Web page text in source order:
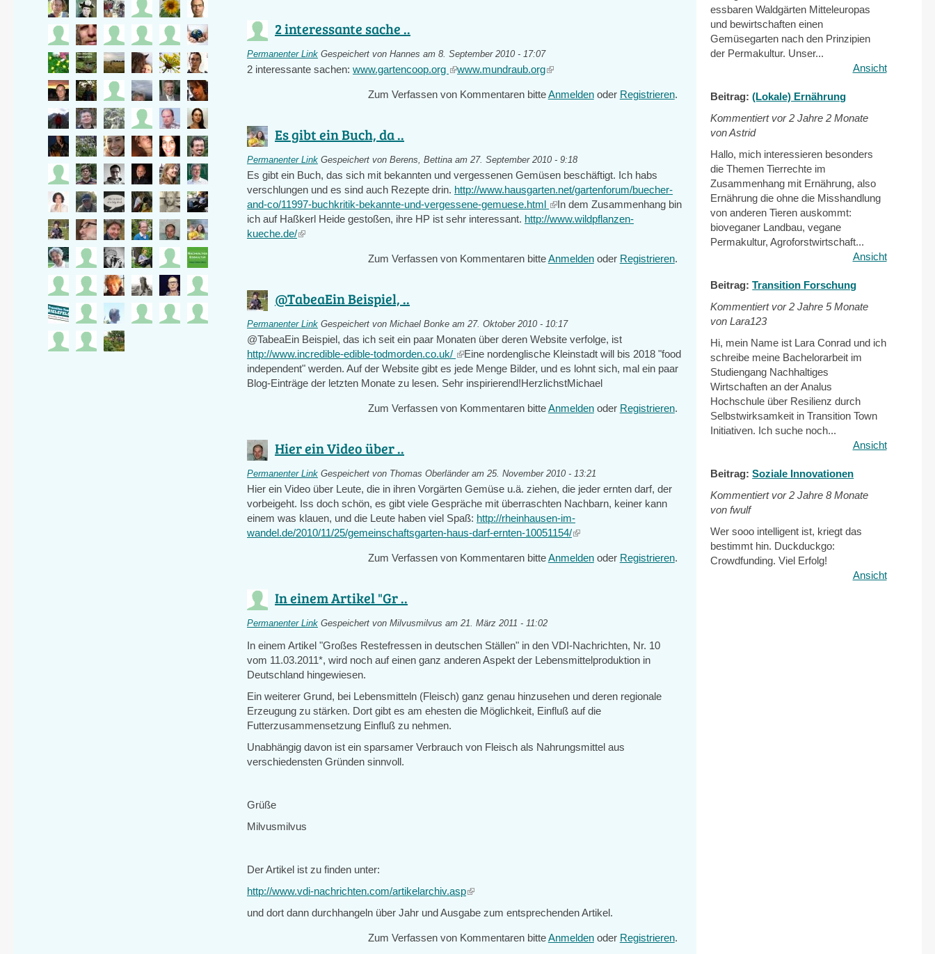
2 interessante sache ..
Permanenter Link Gespeichert vonHannes am 8. September 2010 - 17:07
2 interessante sachen:www.gartencoop.org (link
external)
www.mundraub.org(link
external)
Zum Verfassen von Kommentaren bitteAnmeldenoder Registrieren.
Es gibt ein Buch, da ..
Permanenter Link Gespeichert vonBerens, Bettina am 27. September 2010 - 9:18
Es gibt ein Buch, das sich mit bekannten und vergessenen Gemüsen beschäftigt. Ich habs
verschlungen und es sind auch Rezepte drin. http://www.hausgarten.net/gartenforum/buecher-
and-co/11997-buchkritik-bekannte-und-vergessene-gemuese.html (link
is
In dem Zusammenhang bin
ich auf Haßkerl Heide gestoßen, ihre HP ist sehr interessant. http://www.wildpflanzen-
kueche.de/(link
Zum Verfassen von Kommentaren bitteAnmeldenoder Registrieren.
@TabeaEin Beispiel, ..
Permanenter Link Gespeichert vonMichael Bonke am 27. Oktober 2010 - 10:17
@TabeaEin Beispiel, das ich seit ein paar Monaten über deren Website verfolge, ist
http://www.incredible-edible-todmorden.co.uk/ (link
is
external)
Eine nordenglische Kleinstadt will bis 2018 "food
independent" werden. Auf der Website gibt es jede Menge Bilder, und es lohnt sich, mal ein paar
Blog-Einträge der letzten Monate zu lesen. Sehr inspirierend!HerzlichstMichael
Zum Verfassen von Kommentaren bitteAnmeldenoder Registrieren.
Hier ein Video über ..
Permanenter Link Gespeichert von Thomas Oberländeram 25. November 2010 - 13:21
Hier ein Video über Leute, die in ihren Vorgärten Gemüse u.ä. ziehen, die jeder ernten darf, der
vorbeigeht. Iss doch schön, es gibt viele Gespräche mit überraschten Nachbarn, keiner kann
einem was klauen, und die Leute haben viel Spaß: http://rheinhausen-im-
wandel.de/2010/11/25/gemeinschaftsgarten-haus-darf-ernten-10051154/(link
external)
Zum Verfassen von Kommentaren bitteAnmeldenoder Registrieren.
In einem Artikel "Gr ..
Permanenter Link Gespeichert vonMilvusmilvus am 21. März 2011 - 11:02
In einem Artikel "Großes Restefressen in deutschen Ställen" in den VDI-Nachrichten, Nr. 10
vom 11.03.2011*, wird noch auf einen ganz anderen Aspekt der Lebensmittelproduktion in
Deutschland hingewiesen.
Ein weiterer Grund, bei Lebensmitteln (Fleisch) ganz genau hinzusehen und deren regionale
Erzeugung zu stärken. Dort gibt es am ehesten die Möglichkeit, Einfluß auf die
Futterzusammensetzung Einfluß zu nehmen.
Unabhängig davon ist ein sparsamer Verbrauch von Fleisch als Nahrungsmittel aus
verschiedensten Gründen sinnvoll.
Grüße
Milvusmilvus
Der Artikel ist zu finden unter:
http://www.vdi-nachrichten.com/artikelarchiv.asp(link
external)
und dort dann durchhangeln über Jahr und Ausgabe zum entsprechenden Artikel.
Zum Verfassen von Kommentaren bitteAnmeldenoder Registrieren.
essbaren Waldgärten Mitteleuropas
und bewirtschaften einen
Gemüsegarten nach den Prinzipien
der Permakultur. Unser...
Ansicht
Beitrag:(Lokale) Ernährung
Kommentiert vor2 Jahre 2 Monate
von Astrid
Hallo, mich interessieren besonders
die Themen Tierrechte im
Zusammenhang mit Ernährung, also
Ernährung die ohne die Misshandlung
von anderen Tieren auskommt:
bioveganer Landbau, vegane
Permakultur, Agroforstwirtschaft...
Ansicht
Beitrag:Transition Forschung
Kommentiert vor2 Jahre 5 Monate
von Lara123
Hi, mein Name ist Lara Conrad und ich
schreibe meine Bachelorarbeit im
Studiengang Nachhaltiges
Wirtschaften an der Analus
Hochschule über Resilienz durch
Selbstwirksamkeit in Transition Town
Initiativen. Ich suche noch...
Ansicht
Beitrag:Soziale Innovationen
Kommentiert vor2 Jahre 8 Monate
von fwulf
Wer sooo intelligent ist, kriegt das
bestimmt hin. Duckduckgo:
Crowdfunding. Viel Erfolg!
Ansicht